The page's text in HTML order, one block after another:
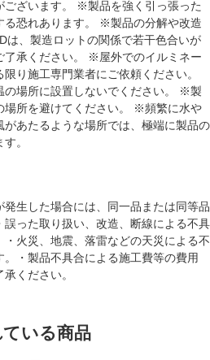
ございます。 ※製品を強く引っ張った
る恐れあります。 ※製品の分解や改造
、製造ロットの関係で若干色合いが
了承ください。 ※屋外でのイルミネー
り施工専門業者にご依頼ください。
場所に設置しないでください。 ※製
場所を避けてください。 ※頻繁に水や
あたるような場所では、極端に製品の
。
発生した場合には、同一品または同等品
誤った取り扱い、改造、断線による不具
火災、地震、落雷などの天災による不
・製品不具合による施工費等の費用
ください。
いる商品